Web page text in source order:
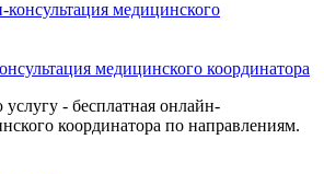
медицинского координатора
- бесплатная онлайн-
координатора по направлениям.